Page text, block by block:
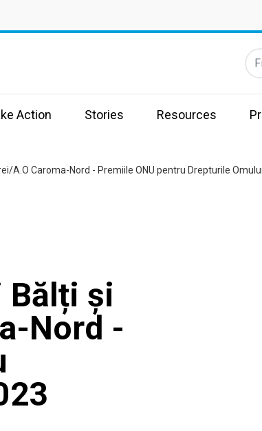
Action Stories Resources
A.O Caroma-Nord - Premiile ONU pentru Drepturile
Bălți și
Nord -